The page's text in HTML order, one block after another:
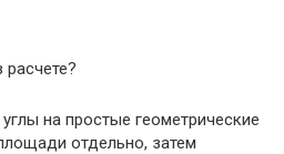
расчете?
на простые геометрические
отдельно, затем